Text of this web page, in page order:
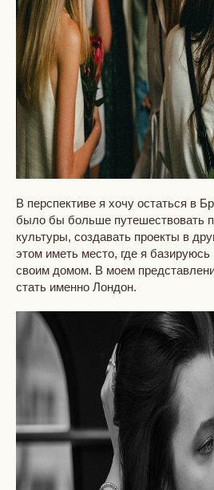
В перспективе я хочу остаться в
было бы больше путешествовать
культуры, создавать проекты в
этом иметь место, где я базируюсь
своим домом. В моем
стать именно Лондон.